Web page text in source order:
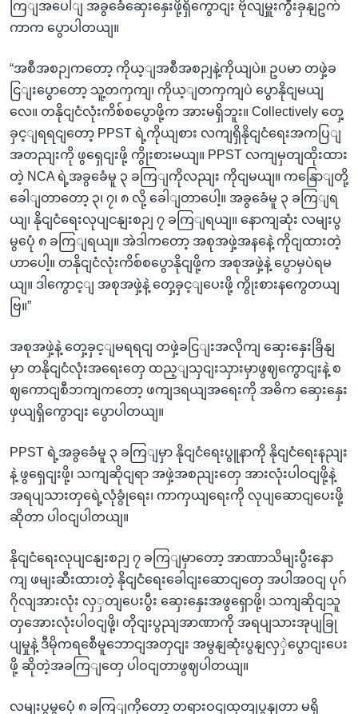
ကြျအပေါျ အခွခေံဆှေးနှေးဖို့ရှိကွောငျး ဗိုလျမှူးကွီးခှနျဥက်
ကာက ပွောပါတယျ။
“အစီအစဉျကတော့ ကိုယ့ျအစီအစဉျနဲ့ကိုယျပဲ။ ဥပမာ တဖှဲ့ခ
ငြျးပွောတော့ သူ့တကှကျ၊ ကိုယ့ျတကှကျပဲ ပွောနိုငျမယျ
လေ။ တနိုငျငံလုံးကိစ်စပွောဖို့က အားမရှိဘူး။ Collectively တှေ့
ခှင့ျရရငျတော့ PPST ရဲ့ကိုယျစား လကျရှိနိုငျငံရေးအကပြျ
အတညျးကို ဖွရှေငျးဖို့ ကွိုးစားမယျ။ PPST လကျမှတျထိုးထား
တဲ့ NCA ရဲ့အခွခေံမူ ၃ ခကြျကိုလညျး ကိုငျမယျ။ ကနြောျတို့
ခေါျတာတော့ ၃၊ ၇၊ ၈ လို့ ခေါျတာပေါ့။ အခွခေံမူ ၃ ခကြျရ
ယျ၊ နိုငျငံရေးလုပျငနျးစဉျ ၇ ခကြျရယျ။ နောကျဆုံး လမျးပွ
မွပေုံ ၈ ခကြျရယျ။ အဲဒါကတော့ အစုအဖှဲ့အနနေဲ့ ကိုငျထားတဲ့
ဟာပေါ့။ တနိုငျငံလုံးကိစ်စပွောနိုငျဖို့က အစုအဖှဲ့နဲ့ ပွောမှပဲရမ
ယျ။ ဒါကွောင့ျ အစုအဖှဲ့နဲ့ တှေ့ခှင့ျပေးဖို့ ကွိုးစားနကွေတယျ
ဗြ။”
အစုအဖှဲ့နဲ့ တှေ့ခှင့ျမရရငျ တဖှဲ့ခငြျးအလိုကျ ဆှေးနှေးခြိနျ
မှာ တနိုငျငံလုံးအရေးတှေ ထည့ျသှငျးသှားမှာဖွဈကွောငျးနဲ့ စ
ဈကောငျစီဘကျကတော့ ဖကျဒရယျအရေးကို အဓိက ဆှေးနှေး
ဖှယျရှိကွောငျး ပွောပါတယျ။
PPST ရဲ့အခွခေံမူ ၃ ခကြျမှာ နိုငျငံရေးပွူနာကို နိုငျငံရေးနညျး
နဲ့ ဖွရှေငျးဖို့၊ သကျဆိုငျရာ အဖှဲ့အစညျးတှေ အားလုံးပါဝငျဖို့နဲ့
အရပျသားတှရေဲ့လုံခွုံရေး၊ ကာကှယျရေးကို လုပျဆောငျပေးဖို့
ဆိုတာ ပါဝငျပါတယျ။
နိုငျငံရေးလုပျငနျးစဉျ ၇ ခကြျမှာတော့ အာဏာသိမျးပွီးနော
ကျ ဖမျးဆီးထားတဲ့ နိုငျငံရေးခေါငျးဆောငျတှေ အပါအဝငျ ပုဂ်
ဂိုလျအားလုံး လှှတျပေးပွီး ဆှေးနှေးအဖွရှောဖို့၊ သကျဆိုငျသူ
တှအေားလုံးပါဝငျဖို့၊ တိုငျးပွညျအာဏာကို အရပျသားအုပျခြု
ပျမှုနဲ့ ဒီမိုကရစေီမူဘောငျအတှငျး အမွနျဆုံးပွနျလှှဲပွောငျးပေး
ဖို့ ဆိုတဲ့အခကြျတှေ ပါဝငျတာဖွဈပါတယျ။
လမျးပွမွပေုံ ၈ ခကြျကိုတော့ တရားဝငျထုတျပွနျတာ မရှိ